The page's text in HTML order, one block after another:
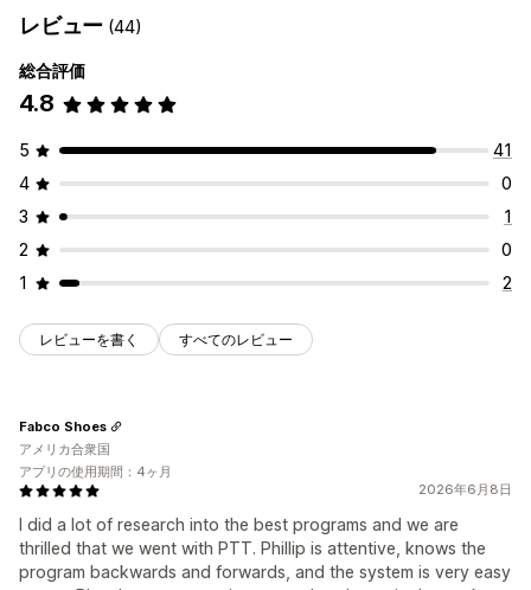
レビュー (44)
総合評価
4.8
5
41
4
0
3
1
2
0
1
2
レビューを書く すべてのレビュー
2026年6月8日
I did a lot of research into the best programs and we are
thrilled that we went with PTT. Phillip is attentive, knows the
program backwards and forwards, and the system is very easy
Fabco Shoes
アメリカ合衆国
アプリの使用期間：4ヶ月